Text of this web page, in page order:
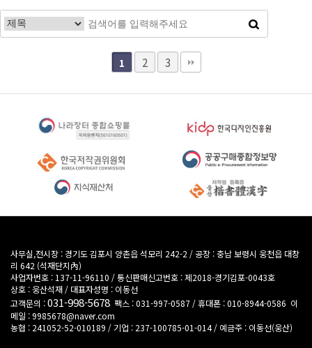
1 2 3
사무실,전시장 : 경기도 김포시 양촌읍 석모리 242-2 / 공장 : 충남 보령시 웅천읍 대창
리 642 (석재단지內)
사업자번호 : 137-11-96110 /통신판매신고번호 : 제2018-경기김포-0043호
상호 : 웅산석재 / 대표자성명 : 이동선
고객문의 :031-998-5678 팩스 : 031-997-0587 /휴대폰 : 010-8944-0586 이
메일 : 9985678@naver.com
농협 : 241052-52-010189 / 기업 : 237-100785-01-014 / 예금주 : 이동선(웅산)